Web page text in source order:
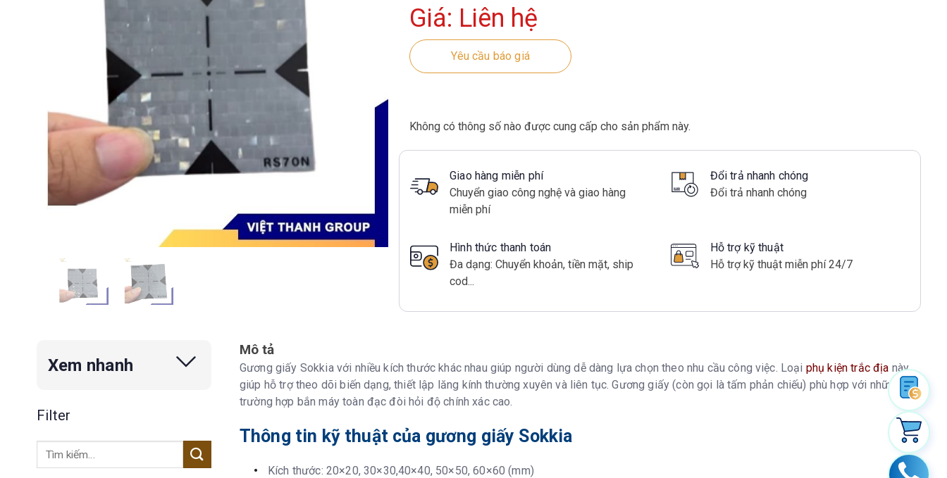
Giá: Liên hệ
Yêu cầu báo giá
Không có thông số nào được cung cấp cho sản phẩm này.
Giao hàng miễn phí
Chuyển giao công nghệ và giao hàng
miễn phí
Đổi trả nhanh chóng
Đổi trả nhanh chóng
Hình thức thanh toán
Đa dạng: Chuyển khoản, tiền mặt, ship
cod...
Hỗ trợ kỹ thuật
Hỗ trợ kỹ thuật miễn phí 24/7
Xem nhanh
Filter
Tìm
kiếm:
Mô tả
Gương giấy Sokkia với nhiều kích thước khác nhau giúp người dùng dễ dàng lựa chọn theo nhu cầu công việc. Loại phụ kiện trắc địa này
giúp hỗ trợ theo dõi biến dạng, thiết lập lăng kính thường xuyên và liên tục. Gương giấy (còn gọi là tấm phản chiếu) phù hợp với những
trường hợp bắn máy toàn đạc đòi hỏi độ chính xác cao.
Thông tin kỹ thuật của gương giấy Sokkia
Kích thước: 20×20, 30×30,40×40, 50×50, 60×60 (mm)